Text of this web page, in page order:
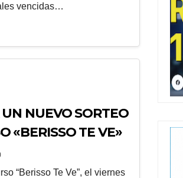
vencidas…
NUEVO SORTEO
«BERISSO TE VE»
“Berisso Te Ve”, el viernes